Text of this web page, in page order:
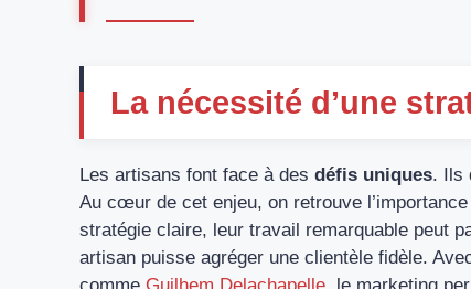
La nécessité d’une
Les artisans font face à des défis uniques. Ils
Au cœur de cet enjeu, on retrouve
stratégie claire, leur travail remarquable peut
artisan puisse agréger une clientèle fidèle.